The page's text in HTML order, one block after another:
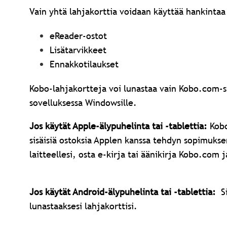
Vain yhtä lahjakorttia voidaan käyttää
eReader-ostot
Lisätarvikkeet
Ennakkotilaukset
Kobo-lahjakortteja voi lunastaa vain
sovelluksessa Windowsille.
Jos käytät Apple-älypuhelinta tai -tablettia:
sisäisiä ostoksia Applen kanssa tehdyn
laitteellesi, osta e-kirja tai äänikirja Kobo.com
Jos käytät Android-älypuhelinta tai -tablettia:
lunastaaksesi lahjakorttisi.